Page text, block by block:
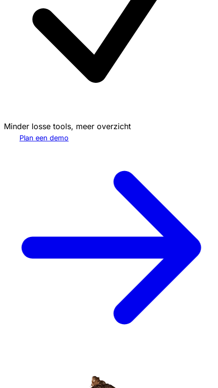
Minder losse tools, meer overzicht
Plan een demo